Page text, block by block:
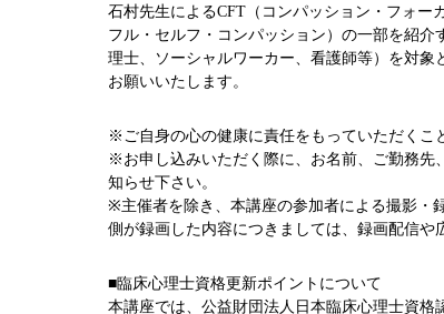
石村先生によるCFT（コンパッション・フォー
フル・セルフ・コンパッション）の一部を紹
理士、ソーシャルワーカー、看護師等）を対
お願いいたします。
※ご自身の心の健康に責任をもっていただくこ
※お申し込みいただく際に、お名前、ご勤務先
知らせ下さい。
※主催者を除き、本講座の参加者による撮影・
側が録画した内容につきましては、録画配信や
■臨床心理士資格更新ポイントについて
本講座では、公益財団法人日本臨床心理士資